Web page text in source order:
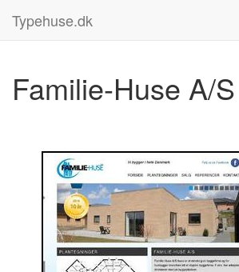
Typehuse.dk
Familie-Huse A/S